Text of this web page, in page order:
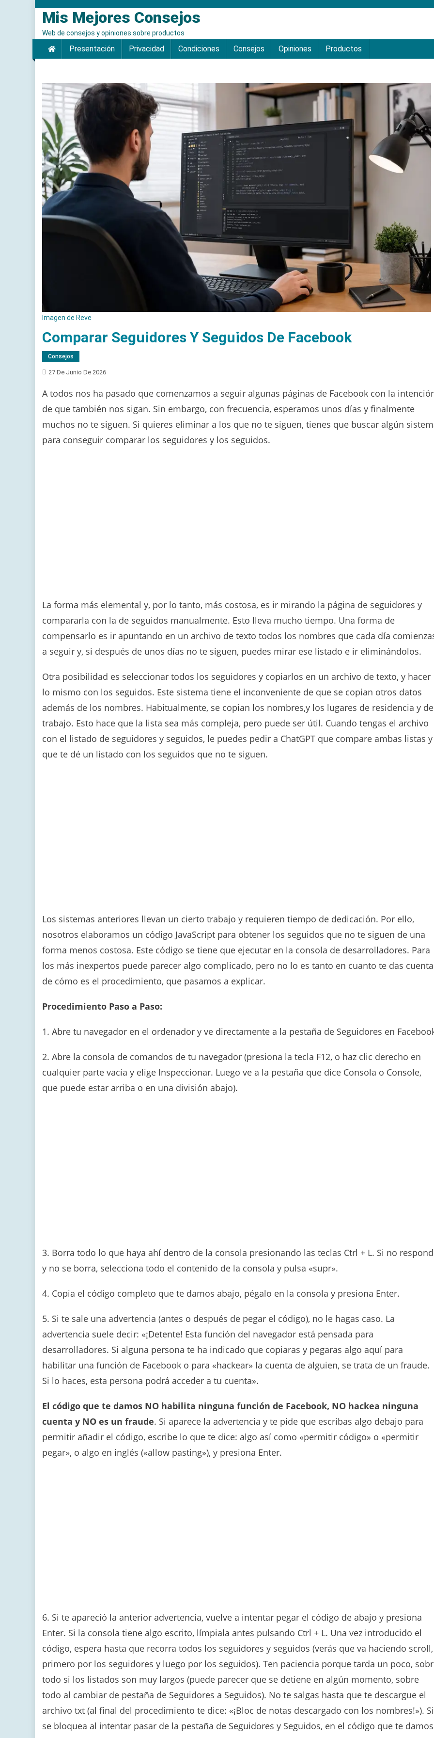
contenido
Mis Mejores Consejos
Web de consejos y opiniones sobre productos
Presentación Privacidad Condiciones Consejos Opiniones Productos
Imagen de Reve
Comparar Seguidores Y Seguidos De Facebook
Consejos
27 De Junio De 2026
A todos nos ha pasado que comenzamos a seguir algunas páginas de Facebook con la
de que también nos sigan. Sin embargo, con frecuencia, esperamos unos días y finalmente
muchos no te siguen. Si quieres eliminar a los que no te siguen, tienes que buscar algún
para conseguir comparar los seguidores y los seguidos.
La forma más elemental y, por lo tanto, más costosa, es ir mirando la página de seguidores y
compararla con la de seguidos manualmente. Esto lleva mucho tiempo. Una forma de
compensarlo es ir apuntando en un archivo de texto todos los nombres que cada día
a seguir y, si después de unos días no te siguen, puedes mirar ese listado e ir eliminándolos.
Otra posibilidad es seleccionar todos los seguidores y copiarlos en un archivo de texto, y hacer
lo mismo con los seguidos. Este sistema tiene el inconveniente de que se copian otros datos
además de los nombres. Habitualmente, se copian los nombres,y los lugares de residencia y de
trabajo. Esto hace que la lista sea más compleja, pero puede ser útil. Cuando tengas el archivo
con el listado de seguidores y seguidos, le puedes pedir a ChatGPT que compare ambas listas y
que te dé un listado con los seguidos que no te siguen.
Los sistemas anteriores llevan un cierto trabajo y requieren tiempo de dedicación. Por ello,
nosotros elaboramos un código JavaScript para obtener los seguidos que no te siguen de una
forma menos costosa. Este código se tiene que ejecutar en la consola de desarrolladores. Para
los más inexpertos puede parecer algo complicado, pero no lo es tanto en cuanto te das cuenta
de cómo es el procedimiento, que pasamos a explicar.
Procedimiento Paso a Paso:
1. Abre tu navegador en el ordenador y ve directamente a la pestaña de Seguidores en
2. Abre la consola de comandos de tu navegador (presiona la tecla F12, o haz clic derecho en
cualquier parte vacía y elige Inspeccionar. Luego ve a la pestaña que dice Consola o Console,
que puede estar arriba o en una división abajo).
3. Borra todo lo que haya ahí dentro de la consola presionando las teclas Ctrl + L. Si no
y no se borra, selecciona todo el contenido de la consola y pulsa «supr».
4. Copia el código completo que te damos abajo, pégalo en la consola y presiona Enter.
5. Si te sale una advertencia (antes o después de pegar el código), no le hagas caso. La
advertencia suele decir: «¡Detente! Esta función del navegador está pensada para
desarrolladores. Si alguna persona te ha indicado que copiaras y pegaras algo aquí para
habilitar una función de Facebook o para «hackear» la cuenta de alguien, se trata de un fraude.
Si lo haces, esta persona podrá acceder a tu cuenta».
El código que te damos NO habilita ninguna función de Facebook, NO hackea ninguna
cuenta y NO es un fraude. Si aparece la advertencia y te pide que escribas algo debajo para
permitir añadir el código, escribe lo que te dice: algo así como «permitir código» o «permitir
pegar», o algo en inglés («allow pasting»), y presiona Enter.
6. Si te apareció la anterior advertencia, vuelve a intentar pegar el código de abajo y presiona
Enter. Si la consola tiene algo escrito, límpiala antes pulsando Ctrl + L. Una vez introducido el
código, espera hasta que recorra todos los seguidores y seguidos (verás que va haciendo scroll,
primero por los seguidores y luego por los seguidos). Ten paciencia porque tarda un poco,
todo si los listados son muy largos (puede parecer que se detiene en algún momento, sobre
todo al cambiar de pestaña de Seguidores a Seguidos). No te salgas hasta que te descargue el
archivo txt (al final del procedimiento te dice: «¡Bloc de notas descargado con los nombres!»). Si
se bloquea al intentar pasar de la pestaña de Seguidores y Seguidos, en el código que te damos